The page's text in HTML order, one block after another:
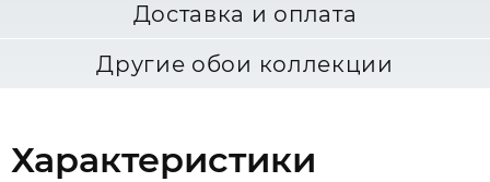
Доставка и оплата
Другие обои коллекции
Характеристики